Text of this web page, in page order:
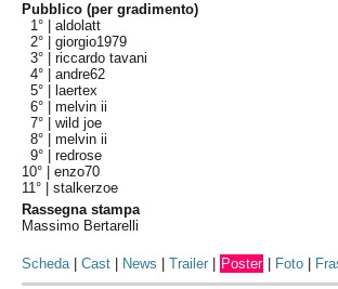
Pubblico (per gradimento)
1° |aldolatt
2° |giorgio1979
3° |riccardo tavani
4° |andre62
5° |
laertex
6° |melvin ii
7° |wild joe
8° |melvin ii
9° |redrose
10° |enzo70
11° |stalkerzoe
Rassegna stampa
Massimo Bertarelli
Scheda|Cast News |Trailer Poster Foto